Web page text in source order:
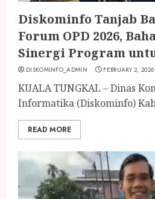
Diskominfo Tanjab
Forum OPD 2026,
Sinergi Program
DISKOMINFO_ADMIN FEBRUARY 2, 2026
KUALA TUNGKAL – Dinas
Informatika (Diskominfo)
READ MORE